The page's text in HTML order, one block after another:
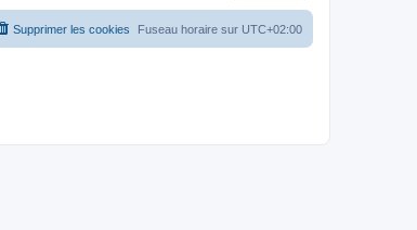
Fuseau horaire sur UTC+02:00
Supprimer les cookies